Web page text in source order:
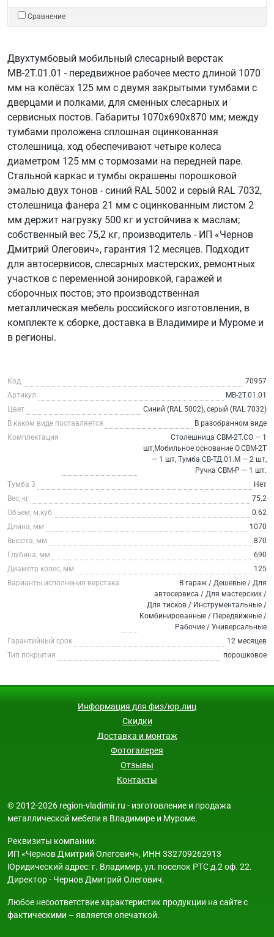
Сравнение
Двухтумбовый мобильный слесарный верстак
МВ-2Т.01.01 - передвижное рабочее место длиной 1070
мм на колёсах 125 мм с двумя закрытыми тумбами с
дверцами и полками, для сменных слесарных и
сервисных постов. Габариты 1070х690х870 мм; между
тумбами проложена сплошная оцинкованная
столешница, ход обеспечивают четыре колеса
диаметром 125 мм с тормозами на передней паре.
Стальной каркас и тумбы окрашены порошковой
эмалью двух тонов - синий RAL 5002 и серый RAL 7032,
столешница фанера 21 мм с оцинкованным листом 2
мм держит нагрузку 500 кг и устойчива к маслам;
собственный вес 75,2 кг, производитель - ИП «Чернов
Дмитрий Олегович», гарантия 12 месяцев. Подходит
для автосервисов, слесарных мастерских, ремонтных
участков с переменной зонировкой, гаражей и
сборочных постов; это производственная
металлическая мебель российского изготовления, в
комплекте к сборке, доставка в Владимире и Муроме и
в регионы.
Код
70957
Артикул
МВ-2Т.01.01
Цвет
Синий (RAL 5002), серый (RAL 7032)
В каком виде поставляется
В разобранном виде
Комплектация
Столешница СВМ-2Т.СО — 1
шт,Мобильное основание О.СВМ-2Т
— 1 шт, Тумба СВ-ТД.01.М — 2 шт,
Ручка СВМ-Р — 1 шт.
Тумба 3
Нет
Вес, кг
75.2
Объем, м.куб
0.62
Длина, мм
1070
Высота, мм
870
Глубина, мм
690
Диаметр колес, мм
125
Варианты исполнения верстака
В гараж / Дешевые / Для
автосервиса / Для мастерских /
Для тисков / Инструментальные /
Комбинированные / Передвижные /
Рабочие / Универсальные
Гарантийный срок
12 месяцев
Тип покрытия
порошковое
Информация для физ/юр.лиц
Скидки
Доставка и монтаж
Фотогалерея
Отзывы
Контакты
© 2012-2026 region-vladimir.ru - изготовление и продажа
металлической мебели в Владимире и Муроме.
Реквизиты компании:
ИП «Чернов Дмитрий Олегович», ИНН 332709262913
Юридический адрес: г. Владимир, ул. поселок РТС д.2 оф. 22.
Директор - Чернов Дмитрий Олегович.
Любое несоответствие характеристик продукции на сайте с
фактическими – является опечаткой.